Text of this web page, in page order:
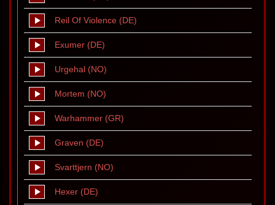
Reil Of Violence (DE)
Exumer (DE)
Urgehal (NO)
Mortem (NO)
Warhammer (GR)
Graven (DE)
Svarttjern (NO)
Hexer (DE)